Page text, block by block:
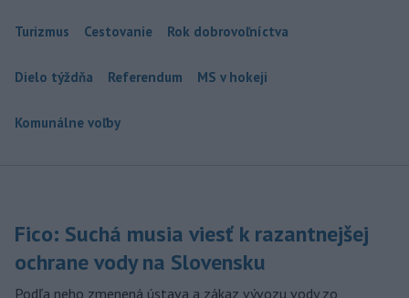
Turizmus Cestovanie Rok dobrovoľníctva
Dielo týždňa Referendum MS v hokeji
Komunálne voľby
Fico: Suchá musia viesť k razantnejšej
ochrane vody na Slovensku
Podľa neho zmenená ústava a zákaz vývozu vody zo